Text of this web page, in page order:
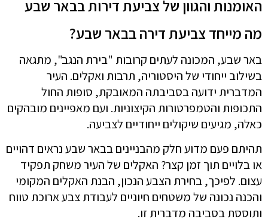
האומנות והגוון של צביעת דירות בבאר שבע
מה מייחד צביעת דירה בבאר שבע?
באר שבע, המכונה לעתים קרובות "בירת הנגב", מתגאה
בשילוב ייחודי של היסטוריה, תרבות ואקלים. העיר
המדברית ידועה בסביבתה המאובקת, סופות החול
התכופות והטמפרטורות הקיצוניות. ועם מאפיינים מובהקים
כאלה, מגיעים שיקולים ייחודיים לצביעה.
תהיתם פעם מדוע חלק מהבניינים בבאר שבע נראים דהויים
או בלויים תוך זמן קצר? האקלים של העיר משחק תפקיד
עצום. לפיכך, בחירת הצבע הנכון, הבנת האקלים המקומי
והכנה נכונה של משטחים חיוניים לעבודת צבע ארוכת טווח
ותוססת בסביבה מדברית זו.